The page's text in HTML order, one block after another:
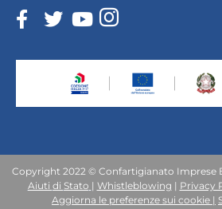
Copyright 2022 © Confartigianato Imprese
Aiuti di Stato | Whistleblowing | Privacy
Aggiorna le preferenze sui cookie |